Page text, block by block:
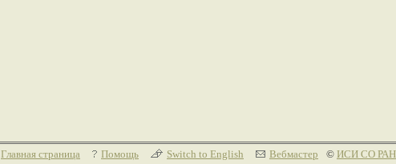
Главная страница Помощь Switch to English Вебмастер © ИСИ СО РАН